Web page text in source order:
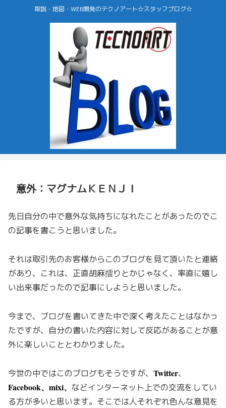
取説・地図・WEB開発のテクノアート☆スタッフブログ☆
意外：マグナムＫＥＮＪＩ
先日自分の中で意外な気持ちになれたことがあったのでこ
の記事を書こうと思いました。
それは取引先のお客様からこのブログを見て頂いたと連絡
があり、これは、正直胡麻擂りとかじゃなく、率直に嬉し
い出来事だったので記事にしようと思いました。
今まで、ブログを書いてきた中で深く考えたことはなかっ
たですが、自分の書いた内容に対して反応があることが意
外に楽しいこととわかりました。
今世の中ではこのブログもそうですが、 Twitter、
Facebook、mixi、 などインターネット上での交流をしてい
る方が多いと思います。そこでは人それぞれ色んな意見を